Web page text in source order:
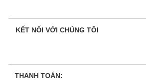
KẾT NỐI VỚI CHÚNG TÔI
THANH TOÁN: